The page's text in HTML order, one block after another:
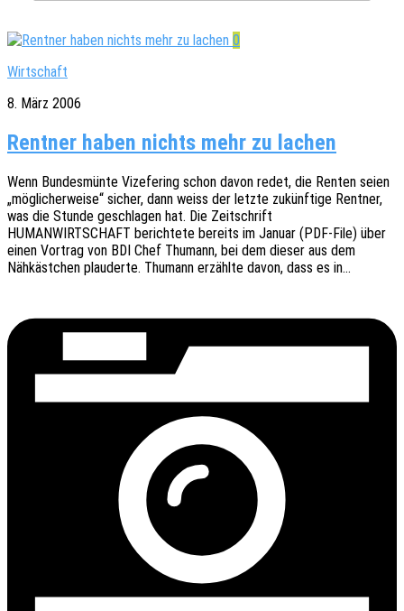
0
Wirtschaft
8. März 2006
Rentner haben nichts mehr zu lachen
Wenn Bundes­mün­te Vize­fe­ring schon davon redet, die Renten seien
„mögli­cher­wei­se“ sicher, dann weiss der letzte zukünf­ti­ge Rent­ner,
was die Stunde geschla­gen hat. Die Zeit­schrift
HUMANWIRTSCHAFT berich­te­te bereits im Januar (PDF-File) über
einen Vortrag von BDI Chef Thumann, bei dem dieser aus dem
Nähkäst­chen plau­der­te. Thumann erzähl­te davon, dass es in…